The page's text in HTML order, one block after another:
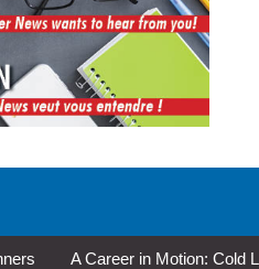
A Career in Motion: Cold Lake